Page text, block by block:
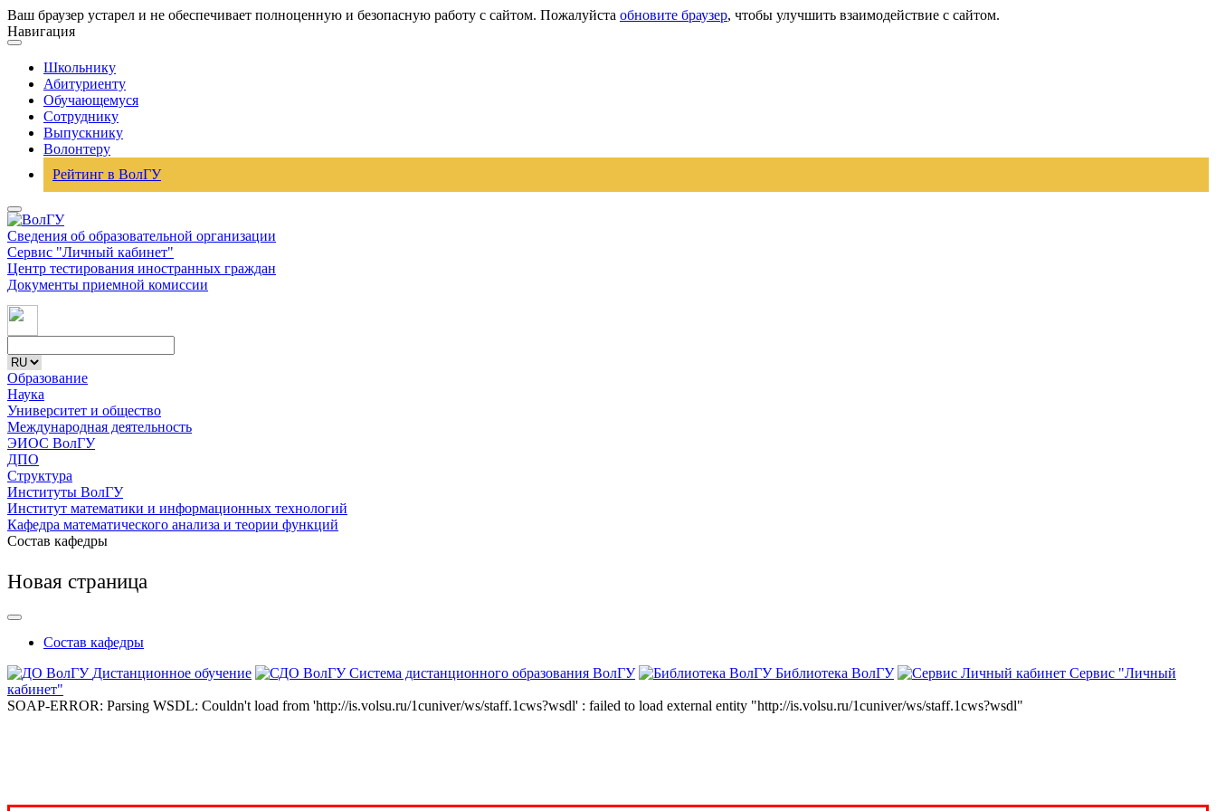
Ваш браузер устарел и не обеспечивает полноценную и безопасную работу с сайтом. Пожалуйста обновите браузер, чтобы улучшить взаимодействие с сайтом.
Навигация
Школьнику
Абитуриенту
Обучающемуся
Сотруднику
Выпускнику
Волонтеру
Рейтинг в ВолГУ
Сведения об образовательной организации
Сервис "Личный кабинет"
Центр тестирования иностранных граждан
Документы приемной комиссии
Образование
Наука
Университет и общество
Международная деятельность
ЭИОС ВолГУ
ДПО
Структура
Институты ВолГУ
Институт математики и информационных технологий
Кафедра математического анализа и теории функций
Состав кафедры
Новая страница
Состав кафедры
Дистанционное обучение
Система дистанционного образования ВолГУ Библиотека ВолГУ
Сервис "Личный
кабинет"
SOAP-ERROR: Parsing WSDL: Couldn't load from 'http://is.volsu.ru/1cuniver/ws/staff.1cws?wsdl' : failed to load external entity "http://is.volsu.ru/1cuniver/ws/staff.1cws?wsdl"